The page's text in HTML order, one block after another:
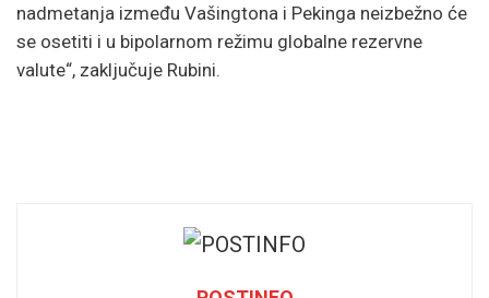
nadmetanja između Vašingtona i Pekinga neizbežno će
se osetiti i u bipolarnom režimu globalne rezervne
valute“, zaključuje Rubini.